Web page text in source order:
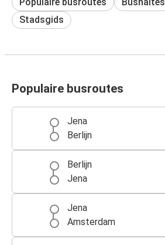
Stadsgids
Populaire busroutes
Jena
Berlijn
Berlijn
Jena
Jena
Amsterdam